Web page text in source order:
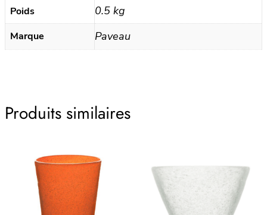
–
Dune
Poids 0.5 kg
Marque Paveau
Produits similaires